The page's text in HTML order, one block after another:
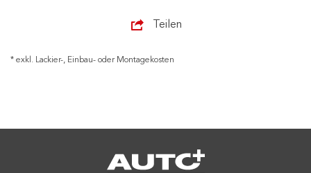
Teilen
* exkl. Lackier-, Einbau- oder Montagekosten